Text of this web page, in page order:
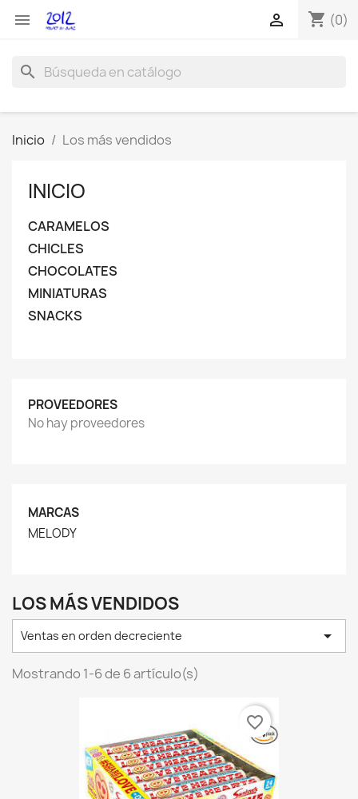
 shopping_cart (0)

search
Inicio Los más vendidos
INICIO
CARAMELOS
CHICLES
CHOCOLATES
MINIATURAS
SNACKS
PROVEEDORES
No hay proveedores
MARCAS
MELODY
LOS MÁS VENDIDOS
Ventas en orden decreciente 
Mostrando 1-6 de 6 artículo(s)
favorite_border